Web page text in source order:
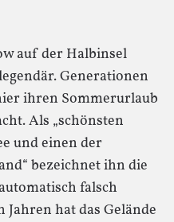
auf der Halbinsel
Generationen
ihren Sommerurlaub
Als „schönsten
und einen der
bezeichnet ihn die
falsch
hat das Gelände